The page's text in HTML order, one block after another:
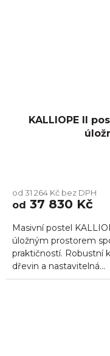
KALLIOPE II
od 31 264 Kč bez DPH
od 37 830 Kč
Masivní postel
úložným prostorem
praktičností. Robustní
dřevin a nastavitelná...